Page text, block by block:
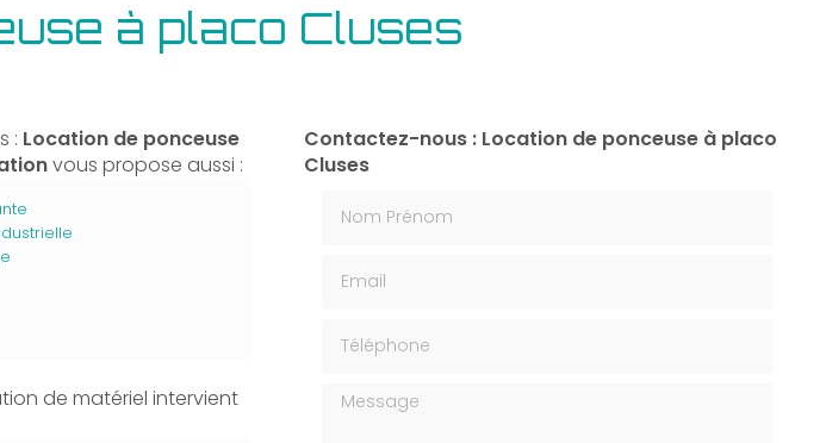
à placo Cluses
: Location de ponceuse
vous propose aussi :
de matériel intervient
Contactez-nous : Location de ponceuse à placo
Cluses
Message